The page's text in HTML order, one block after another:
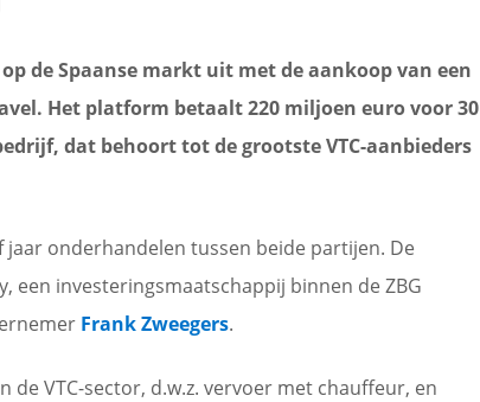
de Spaanse markt uit met de aankoop van een
Het platform betaalt 220 miljoen euro voor 30
dat behoort tot de grootste VTC-aanbieders
onderhandelen tussen beide partijen. De
een investeringsmaatschappij binnen de ZBG
Frank Zweegers.
de VTC-sector, d.w.z. vervoer met chauffeur, en